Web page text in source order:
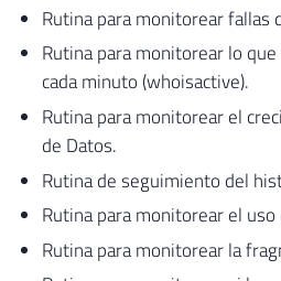
Rutina para monitorear fallas
Rutina para monitorear lo
cada minuto (whoisactive).
Rutina para monitorear el
de Datos.
Rutina de seguimiento del
Rutina para monitorear el
Rutina para monitorear la